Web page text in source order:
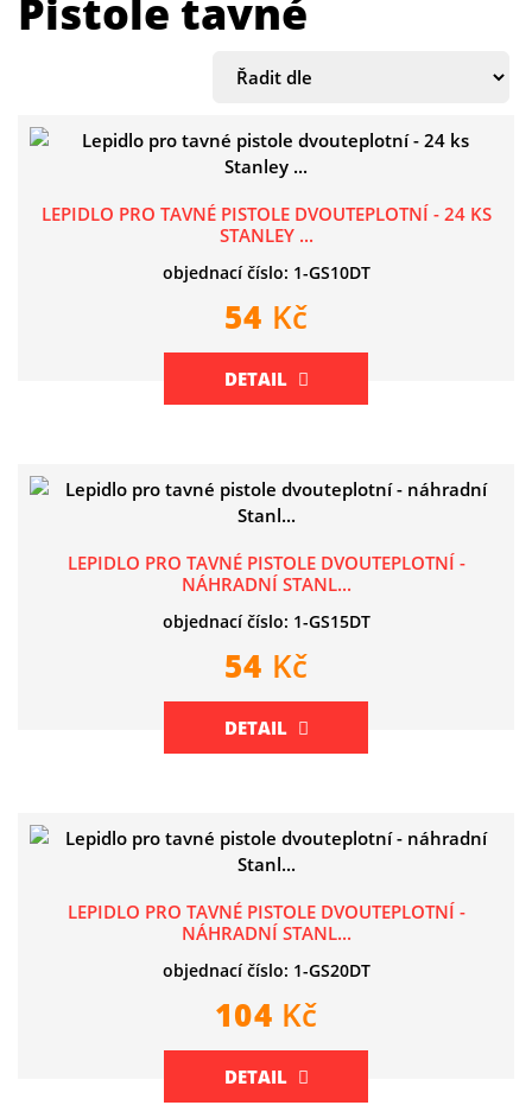
Pistole tavné
LEPIDLO PRO TAVNÉ PISTOLE DVOUTEPLOTNÍ - 24 KS
STANLEY ...
objednací číslo: 1-GS10DT
54 Kč
DETAIL
LEPIDLO PRO TAVNÉ PISTOLE DVOUTEPLOTNÍ -
NÁHRADNÍ STANL...
objednací číslo: 1-GS15DT
54 Kč
DETAIL
LEPIDLO PRO TAVNÉ PISTOLE DVOUTEPLOTNÍ -
NÁHRADNÍ STANL...
objednací číslo: 1-GS20DT
104 Kč
DETAIL